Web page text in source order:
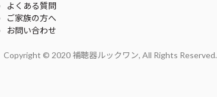
よくある質問
ご家族の方へ
お問い合わせ
Copyright © 2020 補聴器ルックワン, All Rights Reserved.